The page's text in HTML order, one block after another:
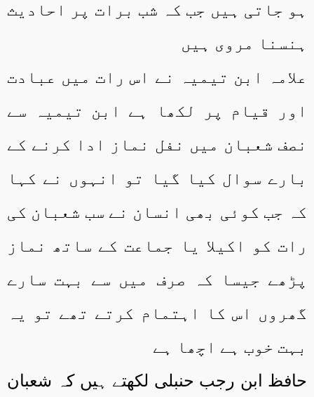
ہو جاتی ہیں جب کہ شب برات پر احادیث
ہنسنا مروی ہیں
علامہ ابن تیمیہ نے اس رات میں عبادت
اور قیام پر لکھا ہے ابن تیمیہ سے
نصف شعبان میں نفل نماز ادا کرنے کے
بارے سوال کیا گیا تو انہوں نے کہا
کہ جب کوئی بھی انسان نے سب شعبان کی
رات کو اکیلا یا جماعت کے ساتھ نماز
پڑھے جیسا کہ صرف میں سے بہت سارے
گھروں اس کا اہتمام کرتے تھے تو یہ
بہت خوب ہے اچھا ہے
حافظ ابن رجب حنبلی لکھتے ہیں کہ شعبان